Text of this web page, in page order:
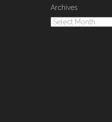
Archives